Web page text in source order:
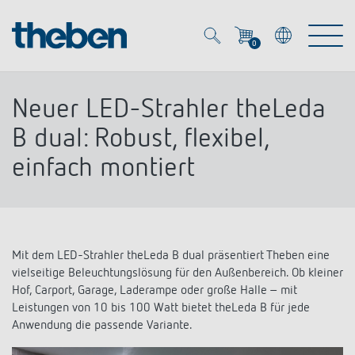
0
Produkte
Smart Home
DALI
Präsenzmelder & Bewegungsmelder
OEM
Ansprechpartner OEM
OEM-Referenzen
Zeit- und Lichtsteuerung
DALI-2 Lichtsteuerung
Service
Downloads
Unternehmen
Neuer LED-Strahler theLeda
B dual: Robust, flexibel,
einfach montiert
Mit dem LED-Strahler theLeda B dual präsentiert Theben eine
vielseitige Beleuchtungslösung für den Außenbereich. Ob kleiner
Hof, Carport, Garage, Laderampe oder große Halle – mit
Leistungen von 10 bis 100 Watt bietet theLeda B für jede
Anwendung die passende Variante.